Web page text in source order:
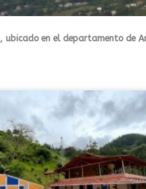
ubicado en el departamento de